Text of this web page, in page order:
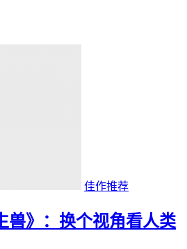
佳作推荐
兽》：换个视角看人类